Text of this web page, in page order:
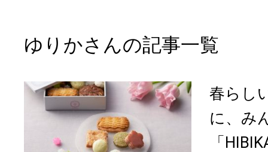
ゆりかさんの記事一覧
春らし
に、み
「